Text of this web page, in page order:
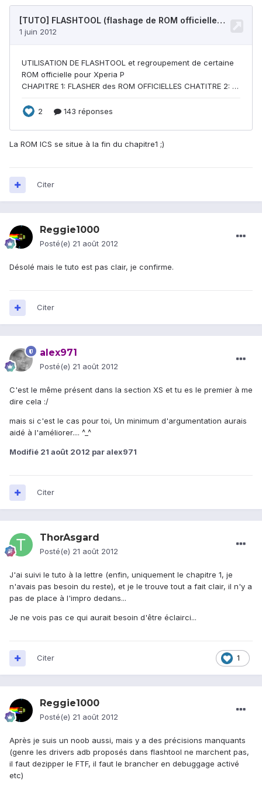
La ROM ICS se situe à la fin du chapitre1 ;)
Citer
Reggie1000
Posté(e) 21 août 2012
Désolé mais le tuto est pas clair, je confirme.
Citer
alex971
Posté(e) 21 août 2012
C'est le même présent dans la section XS et tu es le premier à me
dire cela :/
mais si c'est le cas pour toi, Un minimum d'argumentation aurais
aidé à l'améliorer.... ^_^
Modifié 21 août 2012 par alex971
Citer
ThorAsgard
Posté(e) 21 août 2012
J'ai suivi le tuto à la lettre (enfin, uniquement le chapitre 1, je
n'avais pas besoin du reste), et je le trouve tout a fait clair, il n'y a
pas de place à l'impro dedans...
Je ne vois pas ce qui aurait besoin d'être éclairci...
1
Citer
Reggie1000
Posté(e) 21 août 2012
Après je suis un noob aussi, mais y a des précisions manquants
(genre les drivers adb proposés dans flashtool ne marchent pas,
il faut dezipper le FTF, il faut le brancher en debuggage activé
etc)